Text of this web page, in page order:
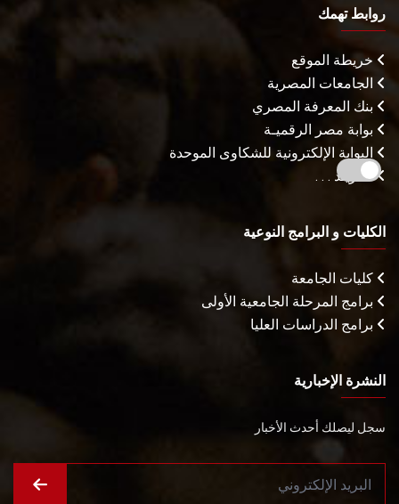
روابط تهمك
خريطة الموقع
الجامعات المصرية
بنك المعرفة المصري
بوابة مصر الرقميـة
البوابة الإلكترونية للشكاوى الموحدة
المزيـد . . .
الكليات و البرامج النوعية
كليات الجامعة
برامج المرحلة الجامعية الأولى
برامج الدراسات العليا
النشرة الإخبارية
سجل ليصلك أحدث الأخبار